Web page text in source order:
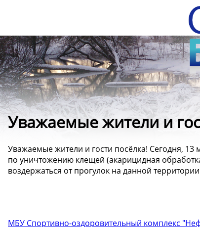
Уважаемые жители и
Уважаемые жители и гости посёлка! Сегодня, 13
по уничтожению клещей (акарицидная
воздержаться от прогулок на данной
МБУ Спортивно-оздоровительный комплекс